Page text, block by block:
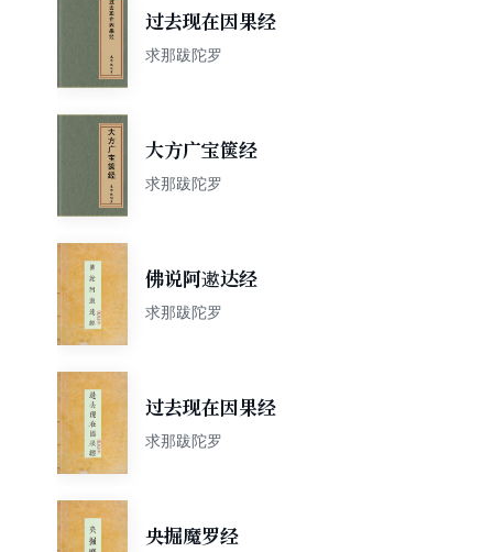
过去现在因果经
求那跋陀罗
大方广宝箧经
求那跋陀罗
佛说阿遬达经
求那跋陀罗
过去现在因果经
求那跋陀罗
央掘魔罗经